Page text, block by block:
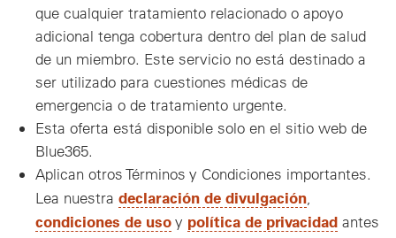
que cualquier tratamiento relacionado o apoyo
adicional tenga cobertura dentro del plan de salud
de un miembro. Este servicio no está destinado a
ser utilizado para cuestiones médicas de
emergencia o de tratamiento urgente.
Esta oferta está disponible solo en el sitio web de
Blue365.
Aplican otros Términos y Condiciones importantes.
Lea nuestra declaración de divulgación
condiciones de usoy política de privacidad antes